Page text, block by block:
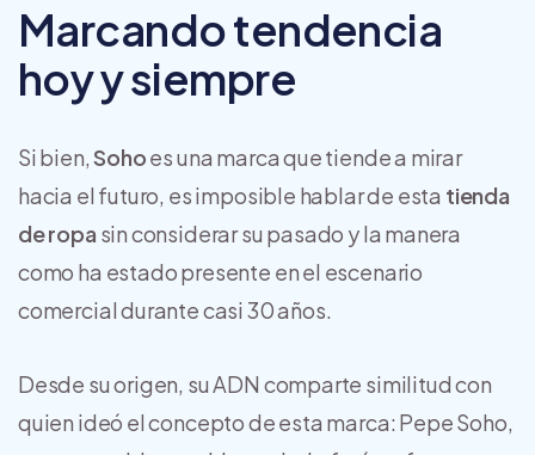
Marcando tendencia
hoy y siempre
Si bien,Sohoes una marca que tiende a mirar
hacia el futuro, es imposible hablar de esta tienda
de ropa sin considerar su pasado y la manera
como ha estado presente en el escenario
comercial durante casi 30 años.
Desde su origen, su ADN comparte similitud con
quien ideó el concepto de esta marca: Pepe Soho,